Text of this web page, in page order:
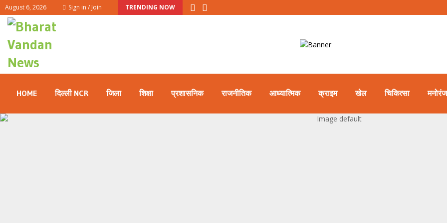
August 6, 2026 Sign in / Join TRENDING NOW
HOME दिल्ली NCR जिला शिक्षा प्रशासनिक राजनीतिक आध्यात्मिक क्राइम खेल चिकित्सा